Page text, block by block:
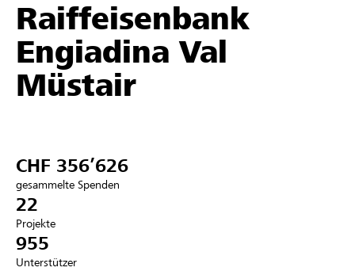
Hilfe & Support
Partner / Raiffeisenbank
Registrieren
DE
Raiffeisenbank
Engiadina Val
Müstair
CHF 356’626
gesammelte Spenden
22
Projekte
955
Unterstützer